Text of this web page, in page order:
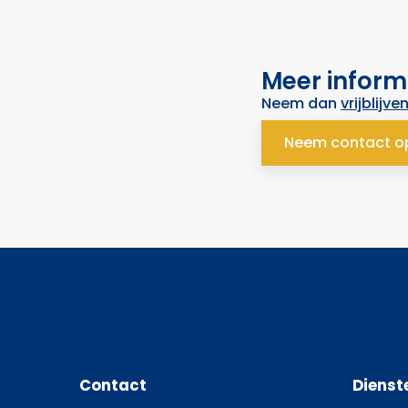
Meer
Neem dan
Neem contact
Contact